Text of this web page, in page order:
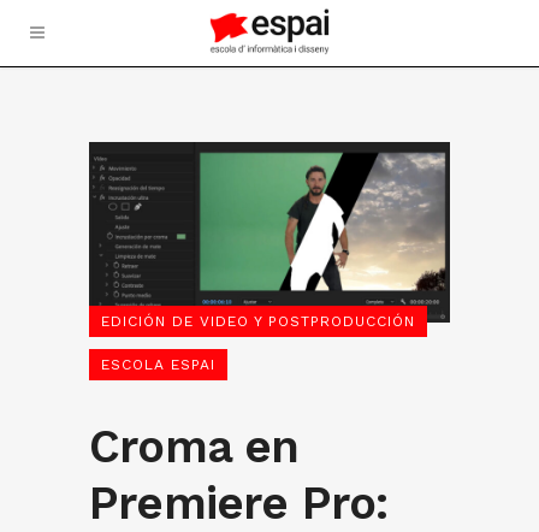
EDICIÓN DE VIDEO Y POSTPRODUCCIÓN
ESCOLA ESPAI
Croma en
Premiere Pro: